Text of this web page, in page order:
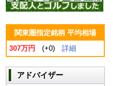
関東圏指定銘柄 平均相場
307万円
(+0) 詳細
アドバイザー